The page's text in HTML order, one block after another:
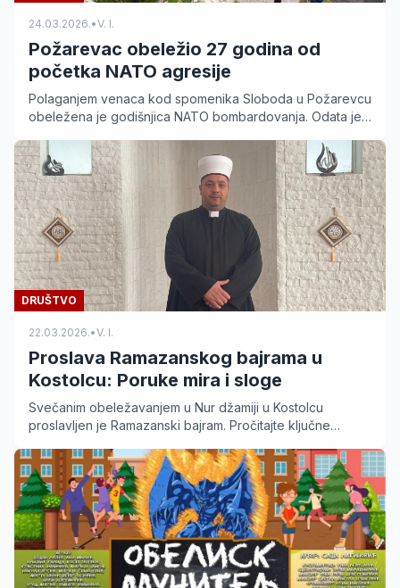
24.03.2026.•V. I.
Požarevac obeležio 27 godina od
početka NATO agresije
Polaganjem venaca kod spomenika Sloboda u Požarevcu
obeležena je godišnjica NATO bombardovanja. Odata je
DRUŠTVO
22.03.2026.•V. I.
Proslava Ramazanskog bajrama u
Kostolcu: Poruke mira i sloge
Svečanim obeležavanjem u Nur džamiji u Kostolcu
proslavljen je Ramazanski bajram. Pročitajte ključne
sofre.